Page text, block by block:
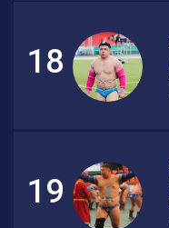
18
19